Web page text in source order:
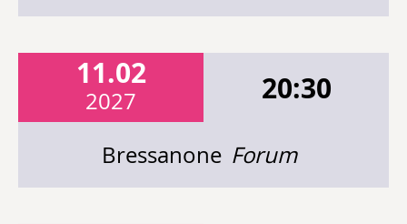
11.02
2027 20:30
Bressanone Forum